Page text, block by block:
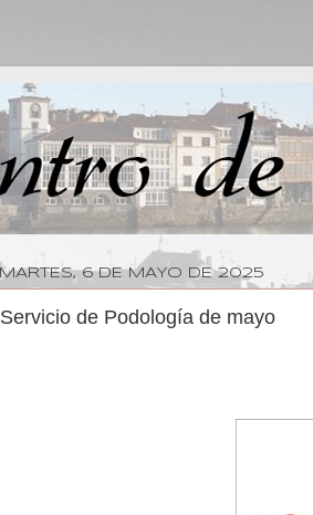
MARTES, 6 DE MAYO DE 2025
Servicio de Podología de mayo